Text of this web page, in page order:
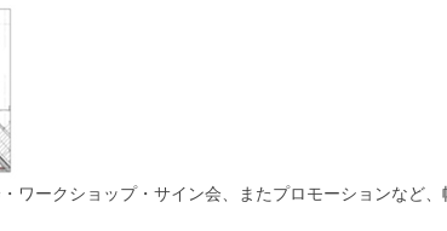
ワークショップ・サイン会、またプロモーションなど